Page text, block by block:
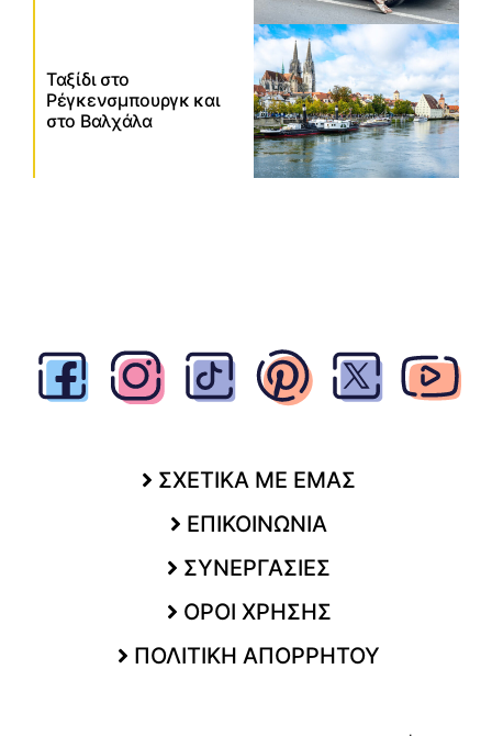
Ταξίδι στο
Ρέγκενσμπουργκ και
στο Βαλχάλα
ΣΧΕΤΙΚΑ ΜΕ ΕΜΑΣ
ΕΠΙΚΟΙΝΩΝΙΑ
ΣΥΝΕΡΓΑΣΙΕΣ
ΟΡΟΙ ΧΡΗΣΗΣ
ΠΟΛΙΤΙΚΗ ΑΠΟΡΡΗΤΟΥ